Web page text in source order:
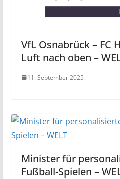
VfL Osnabrück – FC
Luft nach oben –
11. September 2025
Minister für
Fußball-Spielen –